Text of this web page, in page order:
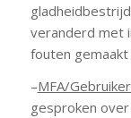
veranderd met
fouten
–MFA/
gesproken